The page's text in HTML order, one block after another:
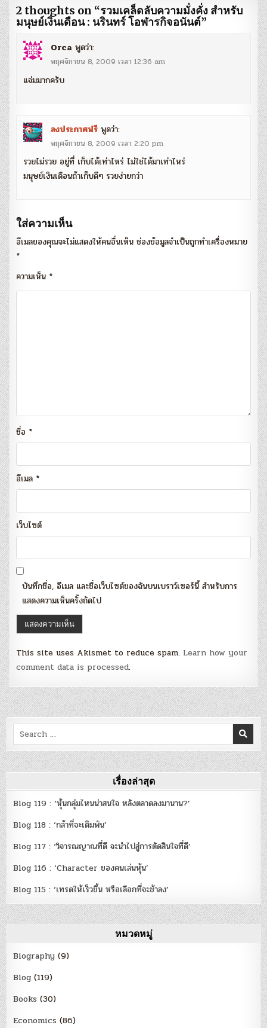
2 thoughts on “รวมเคล็ดลับความมั่งคั่ง สำหรับ
มนุษย์เงินเดือน : นรินทร์ โอฬารกิจอนันต์”
Orca พูดว่า:
พฤศจิกายน 8, 2009 เวลา 12:36 am
แจ่มมากครับ
ลงประกาศฟรี พูดว่า:
พฤศจิกายน 8, 2009 เวลา 2:20 pm
รวยไม่รวย อยู่ที่ เก็บได้เท่าไหร่ ไม่ใช่ได้มาเท่าไหร่
มนุษย์เงินเดือนถ้าเก็บดีๆ รวยง่ายกว่า
ใส่ความเห็น
อีเมลของคุณจะไม่แสดงให้คนอื่นเห็น ช่องข้อมูลจำเป็นถูกทำเครื่องหมาย
*
ความเห็น *
ชื่อ *
อีเมล *
เว็บไซต์
บันทึกชื่อ, อีเมล และชื่อเว็บไซต์ของฉันบนเบราว์เซอร์นี้ สำหรับการ
แสดงความเห็นครั้งถัดไป
This site uses Akismet to reduce spam. Learn how your
comment data is processed.
Search
for:
เรื่องล่าสุด
Blog 119 : ‘หุ้นกลุ่มไหนน่าสนใจ หลังตลาดลงมานาน?’
Blog 118 : ‘กล้าที่จะเดิมพัน’
Blog 117 : ‘วิจารณญาณที่ดี จะนำไปสู่การตัดสินใจที่ดี’
Blog 116 : ‘Character ของคนเล่นหุ้น’
Blog 115 : ‘เทรดให้เร็วขึ้น หรือเลือกที่จะช้าลง’
หมวดหมู่
Biography (9)
Blog (119)
Books (30)
Economics (86)